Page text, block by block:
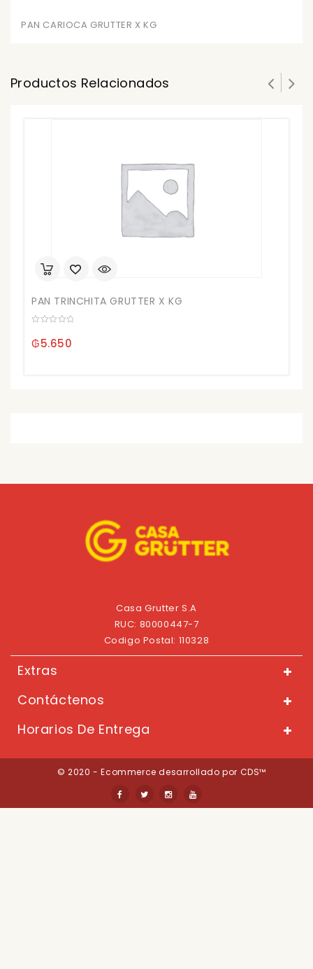
PAN CARIOCA GRUTTER X KG
Productos Relacionados
PAN TRINCHITA GRUTTER X KG
out
of
₲5.650
Casa Grutter S.A
RUC: 80000447-7
Codigo Postal: 110328
Extras
Contáctenos
Horarios De Entrega
© 2020 - Ecommerce desarrollado por CDS™